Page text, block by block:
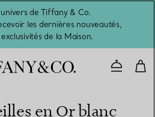
de Tiffany & Co.
les dernières nouveautés,
de la Maison.
en Or blanc